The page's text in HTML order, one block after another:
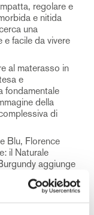
regolare e
e nitida
una
e facile da vivere
al materasso in
e
fondamentale
della
di
Blu, Florence
il Naturale
aggiunge
coordinato